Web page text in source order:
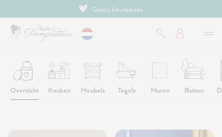
Gratis kleuradvies
Overzicht Keuken Meubels Tegels Muren Buiten